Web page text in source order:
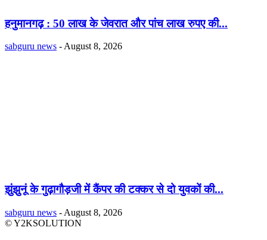
हनुमानगढ़ : 50 लाख के जेवरात और पांच लाख रुपए की...
sabguru news - August 8, 2026
झुंझुनूं के गुढ़ागौड़जी में कैंपर की टक्कर से दो युवकों की...
sabguru news - August 8, 2026
© Y2KSOLUTION